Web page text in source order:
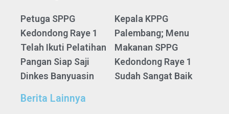
Petuga SPPG
Kedondong Raye 1
Telah Ikuti Pelatihan
Pangan Siap Saji
Dinkes Banyuasin
Kepala KPPG
Palembang; Menu
Makanan SPPG
Kedondong Raye 1
Sudah Sangat Baik
Berita Lainnya